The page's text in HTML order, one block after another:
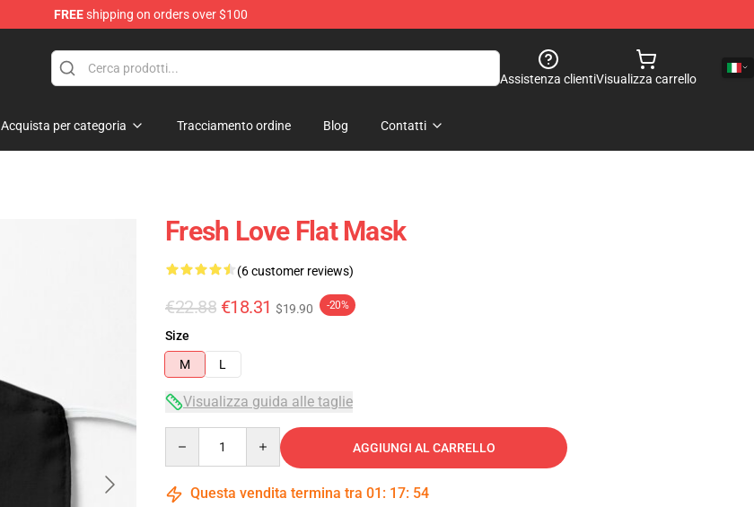
FREEshipping on orders over $100
Assistenza clientiVisualizza carrello
Acquista per categoria Tracciamento ordine Blog Contatti
Fresh Love Flat Mask
(6 customer reviews)
€22.88 €18.31 $19.90 -20%
Size
M
L
Visualizza guida alle taglie
AGGIUNGI AL CARRELLO
Questa vendita termina tra 01 : 17: 53